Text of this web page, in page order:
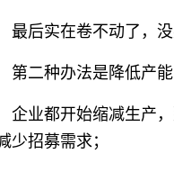
最后实在卷不动了，
第二种办法是降低产
企业都开始缩减生产
少招募需求；